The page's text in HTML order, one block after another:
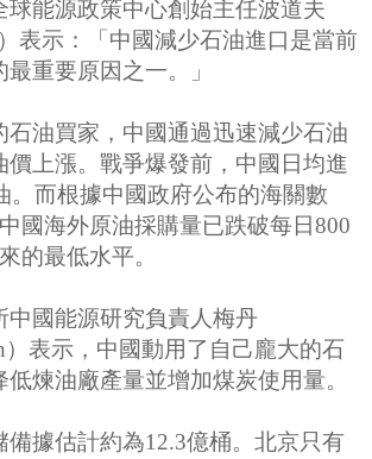
球能源政策中心創始主任波道夫
）表示：「中國減少石油進口是當前
重要原因之一。」
石油買家，中國通過迅速減少石油
價上漲。戰爭爆發前，中國日均進
。而根據中國政府公布的海關數
國海外原油採購量已跌破每日800
的最低水平。
中國能源研究負責人梅丹
）表示，中國動用了自己龐大的石
煉油廠產量並增加煤炭使用量。
備據估計約為12.3億桶。北京只有